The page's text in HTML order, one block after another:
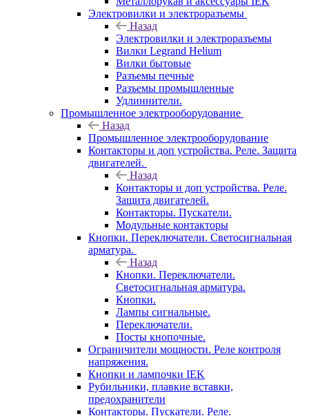
Электровилки и электроразъемы
Назад
Электровилки и электроразъемы
Вилки Legrand Helium
Вилки бытовые
Разъемы печные
Разъемы промышленные
Удлиннители.
Промышленное электрооборудование
Назад
Промышленное электрооборудование
Контакторы и доп устройства. Реле. Защита
двигателей.
Назад
Контакторы и доп устройства. Реле.
Защита двигателей.
Контакторы. Пускатели.
Модульные контакторы
Кнопки. Переключатели. Светосигнальная
арматура.
Назад
Кнопки. Переключатели.
Светосигнальная арматура.
Кнопки.
Лампы сигнальные.
Переключатели.
Посты кнопочные.
Ограничители мощности. Реле контроля
напряжения.
Кнопки и лампочки IEK
Рубильники, плавкие вставки,
предохранители
Контакторы. Пускатели. Реле.